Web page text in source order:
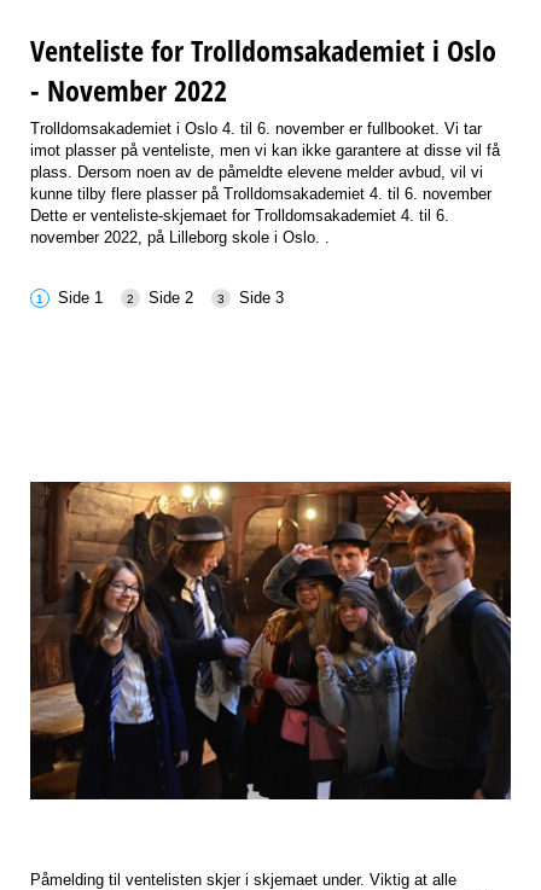
Venteliste for Trolldomsakademiet i Oslo
- November 2022
Trolldomsakademiet i Oslo 4. til 6. november er fullbooket. Vi tar
imot plasser på venteliste, men vi kan ikke garantere at disse vil få
plass. Dersom noen av de påmeldte elevene melder avbud, vil vi
kunne tilby flere plasser på Trolldomsakademiet 4. til 6. november
Dette er venteliste-skjemaet for Trolldomsakademiet 4. til 6.
november 2022, på Lilleborg skole i Oslo. .
Side 1 Side 2 Side 3
Påmelding til ventelisten skjer i skjemaet under. Viktig at alle